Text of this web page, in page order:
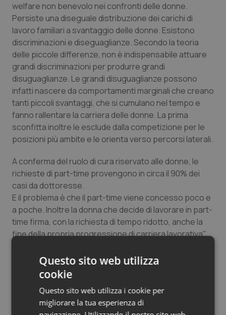
welfare non benevolo nei confronti delle donne.
Persiste una diseguale distribuzione dei carichi di
lavoro familiari a svantaggio delle donne. Esistono
discriminazioni e diseguaglianze. Secondo la teoria
delle piccole differenze, non è indispensabile attuare
grandi discriminazioni per produrre grandi
disuguaglianze. Le grandi disuguaglianze possono
infatti nascere da comportamenti marginali che creano
tanti piccoli svantaggi, che si cumulano nel tempo e
fanno rallentare la carriera delle donne. La prima
sconfitta inoltre le esclude dalla competizione per le
posizioni più ambite e le orienta verso percorsi laterali.
A conferma del ruolo di cura riservato alle donne, le
richieste di part-time provengono in circa il 90% dei
casi da dottoresse.
E il problema è che il part-time viene concesso poco e
a poche. Inoltre la donna che decide di lavorare in part-
time firma, con la richiesta di tempo ridotto, anche la
fine della propria progressione di carriera lavorativa".
Attività Libero professionale
Questo sito web utilizza
cookie
Questo sito web utilizza i cookie per
migliorare la tua esperienza di